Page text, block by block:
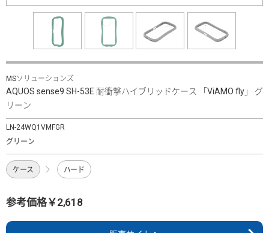
MSソリューションズ
AQUOS sense9 SH-53E 耐衝撃ハイブリッドケース 「ViAMO fly」 グ
リーン
LN-24WQ1VMFGR
グリーン
ケース ハード
参考価格￥2,618